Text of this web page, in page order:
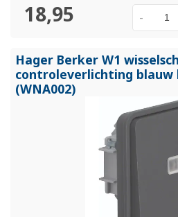
18,95 -
Hager Berker W1
controleverlichting blauw
(WNA002)